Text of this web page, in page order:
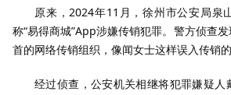
原来，2024年11月，徐州市公安局泉
称“易得商城”App涉嫌传销犯罪。警方侦查
首的网络传销组织，像闻女士这样误入传销的
经过侦查，公安机关相继将犯罪嫌疑人